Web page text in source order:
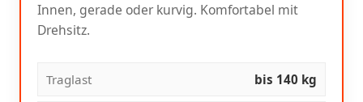
Innen, gerade oder kurvig. Komfortabel mit
Drehsitz.
Traglast bis 140 kg